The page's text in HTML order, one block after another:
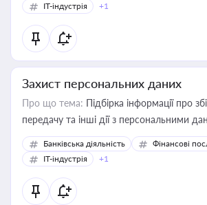
IT-індустрія
+1
Захист персональних даних
Про що тема: Підбірка інформації про
передачу та інші дії з персональними
Банківська діяльність
Фінансові
IT-індустрія
+1